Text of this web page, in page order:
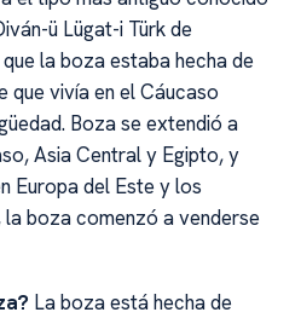
ü Lügat-i Türk de
la boza estaba hecha de
que vivía en el Cáucaso
Boza se extendió a
Asia Central y Egipto, y
Europa del Este y los
la boza comenzó a venderse
La boza está hecha de